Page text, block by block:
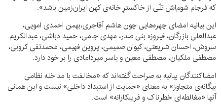
که فرجام شوم‌اش تلّی از خاکسترِ خانه‌ی کهن ایران‌زمین باشد».
این بیانیه امضای چهره‌هایی چون هاشم آقاجری،بهمن احمدی امویی،
عبدالعلی بازرگان، فیروزه بنی صدر، مهدی جامی، حمید دباشی، عبدالکریم
سروش، احسان شریعتی، کیوان صمیمی، پروین فهیمی، محمدتقی کروبی،
مصطفی ملکیان، مصطفی معین و یاسر میردامادی را بر خود دارد.
امضاکنندگان بیانیه به صراحت گفته‌اند که «مخالفت با مداخله‌ نظامی
بیگانه‌ی متجاوز» به معنای «حمایت از استبداد داخلی» نیست و این همانی
آنها «مغالطه‌ای خطرناک و فریبکارانه» است.